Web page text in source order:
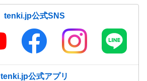
tenki.jp公式SNS
tenki.jp公式アプリ